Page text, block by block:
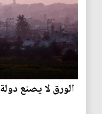
الورق لا يصنع دولة